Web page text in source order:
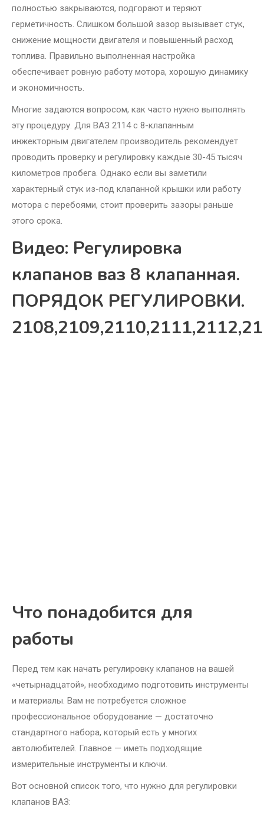
полностью закрываются, подгорают и теряют
герметичность. Слишком большой зазор вызывает стук,
снижение мощности двигателя и повышенный расход
топлива. Правильно выполненная настройка
обеспечивает ровную работу мотора, хорошую динамику
и экономичность.
Многие задаются вопросом, как часто нужно выполнять
эту процедуру. Для ВАЗ 2114 с 8-клапанным
инжекторным двигателем производитель рекомендует
проводить проверку и регулировку каждые 30-45 тысяч
километров пробега. Однако если вы заметили
характерный стук из-под клапанной крышки или работу
мотора с перебоями, стоит проверить зазоры раньше
этого срока.
Видео: Регулировка
клапанов ваз 8 клапанная.
ПОРЯДОК РЕГУЛИРОВКИ.
Что понадобится для
работы
Перед тем как начать регулировку клапанов на вашей
«четырнадцатой», необходимо подготовить инструменты
и материалы. Вам не потребуется сложное
профессиональное оборудование — достаточно
стандартного набора, который есть у многих
автолюбителей. Главное — иметь подходящие
измерительные инструменты и ключи.
Вот основной список того, что нужно для регулировки
клапанов ВАЗ: